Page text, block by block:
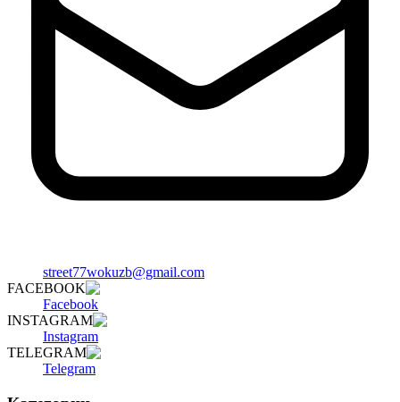
street77wokuzb@gmail.com
FACEBOOK
Facebook
INSTAGRAM
Instagram
TELEGRAM
Telegram